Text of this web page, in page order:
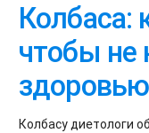
Колбаса:
чтобы не
здоровью
Колбасу диетологи